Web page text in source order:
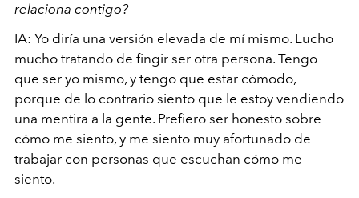
relaciona contigo?
IA: Yo diría una versión elevada de mí mismo. Lucho
mucho tratando de fingir ser otra persona. Tengo
que ser yo mismo, y tengo que estar cómodo,
porque de lo contrario siento que le estoy vendiendo
una mentira a la gente. Prefiero ser honesto sobre
cómo me siento, y me siento muy afortunado de
trabajar con personas que escuchan cómo me
siento.